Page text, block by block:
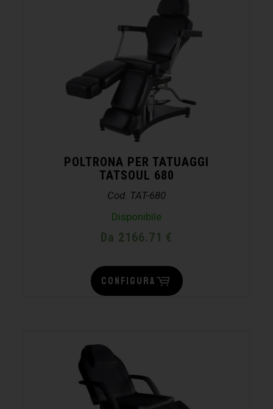
POLTRONA PER TATUAGGI
TATSOUL 680
Cod. TAT-680
Disponibile
Da 2166.71 €
CONFIGURA